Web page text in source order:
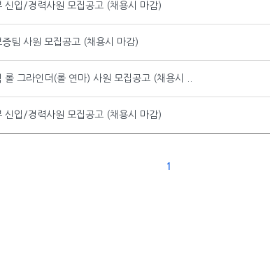
신입/경력사원 모집공고 (채용시 마감)
증팀 사원 모집공고 (채용시 마감)
롤 그라인더(롤 연마) 사원 모집공고 (채용시 ..
신입/경력사원 모집공고 (채용시 마감)
1